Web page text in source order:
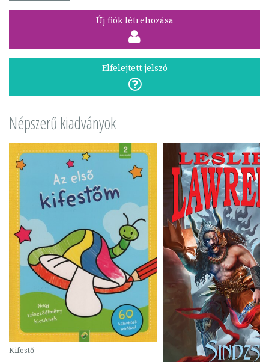
Új fiók létrehozása
Elfelejtett jelszó
Népszerű kiadványok
Kifestő